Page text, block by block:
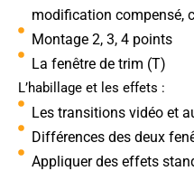
modification compensé,
Montage 2, 3, 4 points
La fenêtre de trim (T)
L’habillage et les effets :
Les transitions vidéo et
Différences des deux
Appliquer des effets